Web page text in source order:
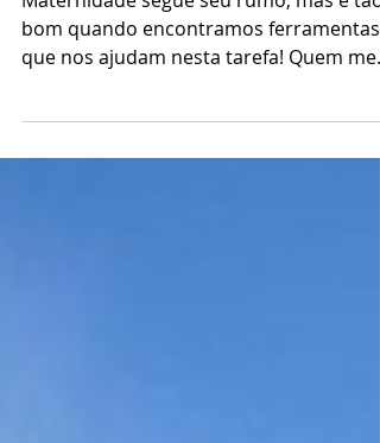
ferramentas
Maternidade segue seu rumo, mas é tão
que nos ajudam nesta tarefa! Quem me
acompanha aqui sabe que...